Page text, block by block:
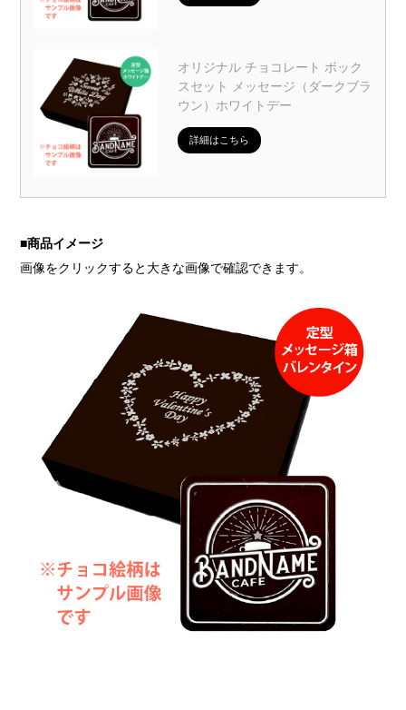
オリジナル チョコレート ボック
スセット メッセージ（ダークブラ
ウン）ホワイトデー
詳細はこちら
■商品イメージ
画像をクリックすると大きな画像で確認できます。